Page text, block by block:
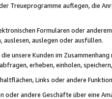
Treueprogramme auflegen, die
Formularen oder
auslegen oder ausfüllen.
unsere Kunden im
erheben, einholen,
Links oder andere
oder andere Geschäfte über eine